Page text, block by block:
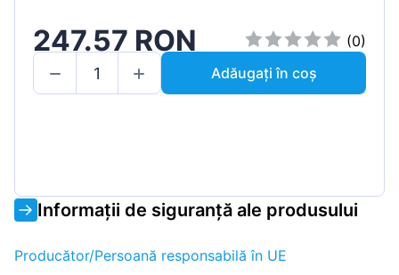
247.57 RON
(0)
Adăugați în coș
Informații de siguranță ale produsului
Producător/Persoană responsabilă în UE